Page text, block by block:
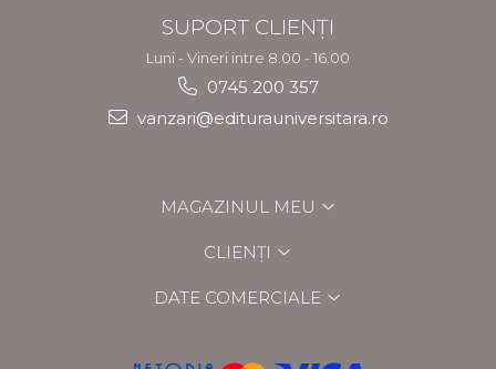
SUPORT CLIENȚI
Luni - Vineri intre 8.00 - 16.00
0745 200 357
vanzari@editurauniversitara.ro
MAGAZINUL MEU
CLIENȚI
DATE COMERCIALE